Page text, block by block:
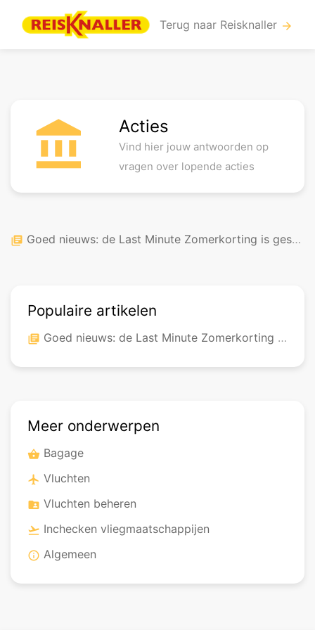
Terug naar Reisknaller arrow_forward
account_balance Acties
Vind hier jouw antwoorden op
vragen over lopende acties
library_books Goed nieuws: de Last Minute Zomerkorting is gestart!
Populaire artikelen
library_books Goed nieuws: de Last Minute Zomerkorting is gestart!
Meer onderwerpen
shopping_basket Bagage
airplanemode_active Vluchten
folder_shared Vluchten beheren
flight_takeoff Inchecken vliegmaatschappijen
info_outline Algemeen